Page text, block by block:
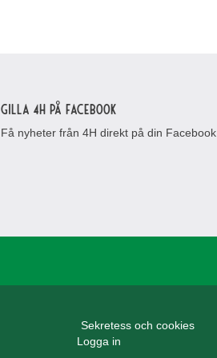
Gilla 4H på Facebook
Få nyheter från 4H direkt på din Facebook.
Sekretess och cookies
Logga in